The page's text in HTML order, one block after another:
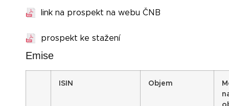
link na prospekt na webu ČNB
prospekt ke stažení
Emise
SIN Objem